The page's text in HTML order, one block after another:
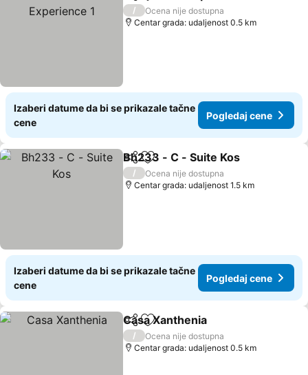
/
Ocena nije dostupna
Centar grada: udaljenost 0.5 km
Izaberi datume da bi se prikazale tačne
cene
Pogledaj cene
Deli Dodati u favorite
Bh233 - C - Suite Kos
/
Ocena nije dostupna
Centar grada: udaljenost 1.5 km
Izaberi datume da bi se prikazale tačne
cene
Pogledaj cene
Deli Dodati u favorite
Casa Xanthenia
/
Ocena nije dostupna
Centar grada: udaljenost 0.5 km